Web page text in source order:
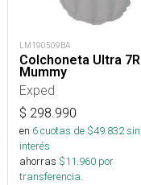
LM190509BA
Colchoneta Ultra 7R
Mummy
Exped
$ 298.990
en 6cuotas de $49.832sin
interés
ahorras $11.960 por
transferencia.